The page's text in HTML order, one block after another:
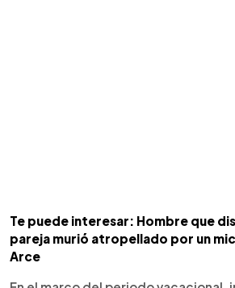
Te puede interesar: Hombre que
pareja murió atropellado por un
Arce